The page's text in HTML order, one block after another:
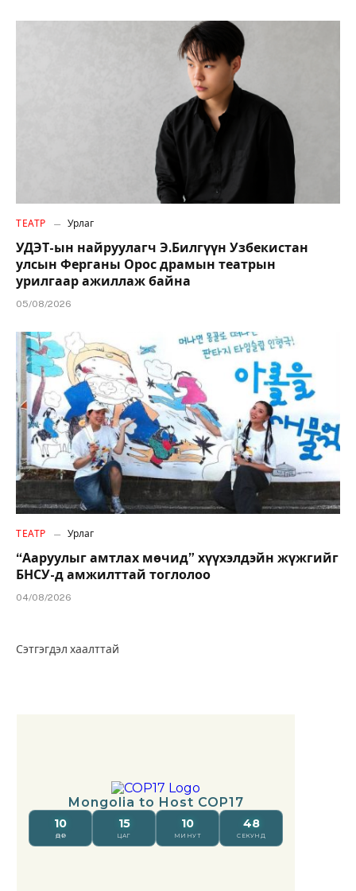
ТЕАТР Урлаг
УДЭТ-ын найруулагч Э.Билгүүн Узбекистан
улсын Ферганы Орос драмын театрын
урилгаар ажиллаж байна
05/08/2026
ТЕАТР Урлаг
“Ааруулыг амтлах мөчид” хүүхэлдэйн жүжгийг
БНСУ-д амжилттай тоглолоо
04/08/2026
Сэтгэгдэл хаалттай